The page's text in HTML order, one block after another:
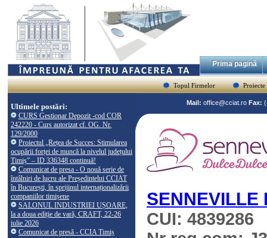
Prima pagină
Topul Firmelor Proiecte
Ultimele postări:
CURS Gestionar Depozit -cod COR
242220 - Curs autorizat cf. OG. Nr.
129/2000
Proiectul „Rețea de Succes: Stimularea
ocupării forței de muncă la nivelul județului
Timiș” – ID 336348 continuă!
Comunicat de presa - O nouă serie de
întâlniri de lucru ale Președintelui CCIAT
în București, în sprijinul internaționalizării
companiilor timișene
SALONUL INDUSTRIEI UȘOARE,
la a doua ediție de vară, CRAFT, 22-26
iulie 2026
Comunicat de presă - CCIA Timiș
Mail: office@cciat.ro Fax:
SENNEVILLE
CUI: 4839286